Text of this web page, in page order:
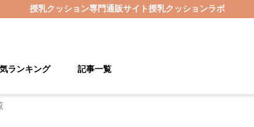
授乳クッション専門通販サイト授乳クッションラボ
ランキング 記事一覧